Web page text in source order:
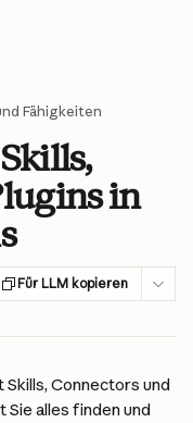
Fähigkeiten
in
Für LLM kopieren
Connectors und
Sie alles finden und